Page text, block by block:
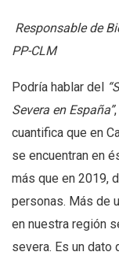
Responsable de
PP-CLM
Podría hablar del “
Severa en España”
cuantifica que en
se encuentran en
más que en 2019,
personas. Más de
en nuestra región
severa. Es un dato